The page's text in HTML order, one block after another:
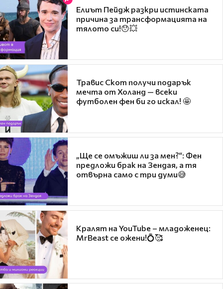
Елиът Пейдж разкри истинската
причина за трансформацията на
тялото си!😯💥
Травис Скот получи подарък
мечта от Холанд — всеки
футболен фен би го искал! 🤩
„Ще се омъжиш ли за мен?“: Фен
предложи брак на Зендая, а тя
отвърна само с три думи😅
Кралят на YouTube – младоженец:
MrBeast се ожени!💍🥰